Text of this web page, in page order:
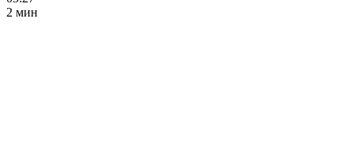
2 мин